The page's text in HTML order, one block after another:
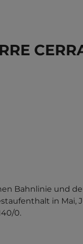
Bahnlinie und
in Mai,
0.